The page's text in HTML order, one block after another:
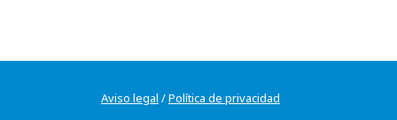
Aviso legal /Política de privacidad